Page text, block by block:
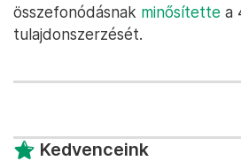
összefonódásnak minősítette a
tulajdonszerzését.
Kedvenceink